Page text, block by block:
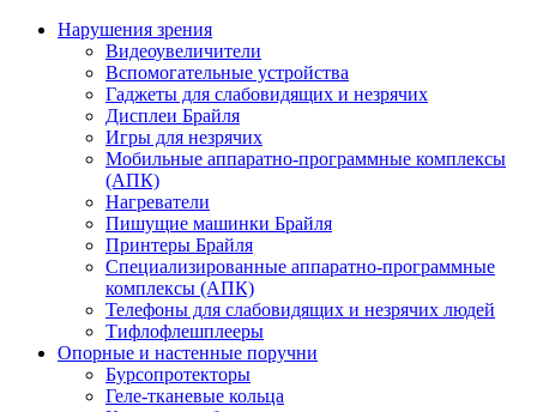
Нарушения зрения
Видеоувеличители
Вспомогательные устройства
Гаджеты для слабовидящих и незрячих
Дисплеи Брайля
Игры для незрячих
Мобильные аппаратно-программные комплексы
(АПК)
Нагреватели
Пишущие машинки Брайля
Принтеры Брайля
Специализированные аппаратно-программные
комплексы (АПК)
Телефоны для слабовидящих и незрячих людей
Тифлофлешплееры
Опорные и настенные поручни
Бурсопротекторы
Геле-тканевые кольца